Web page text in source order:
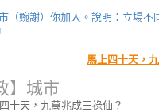
市（婉謝）你加入。說明：立場
馬上四十天，
】城市
十天，九萬兆成王祿仙？